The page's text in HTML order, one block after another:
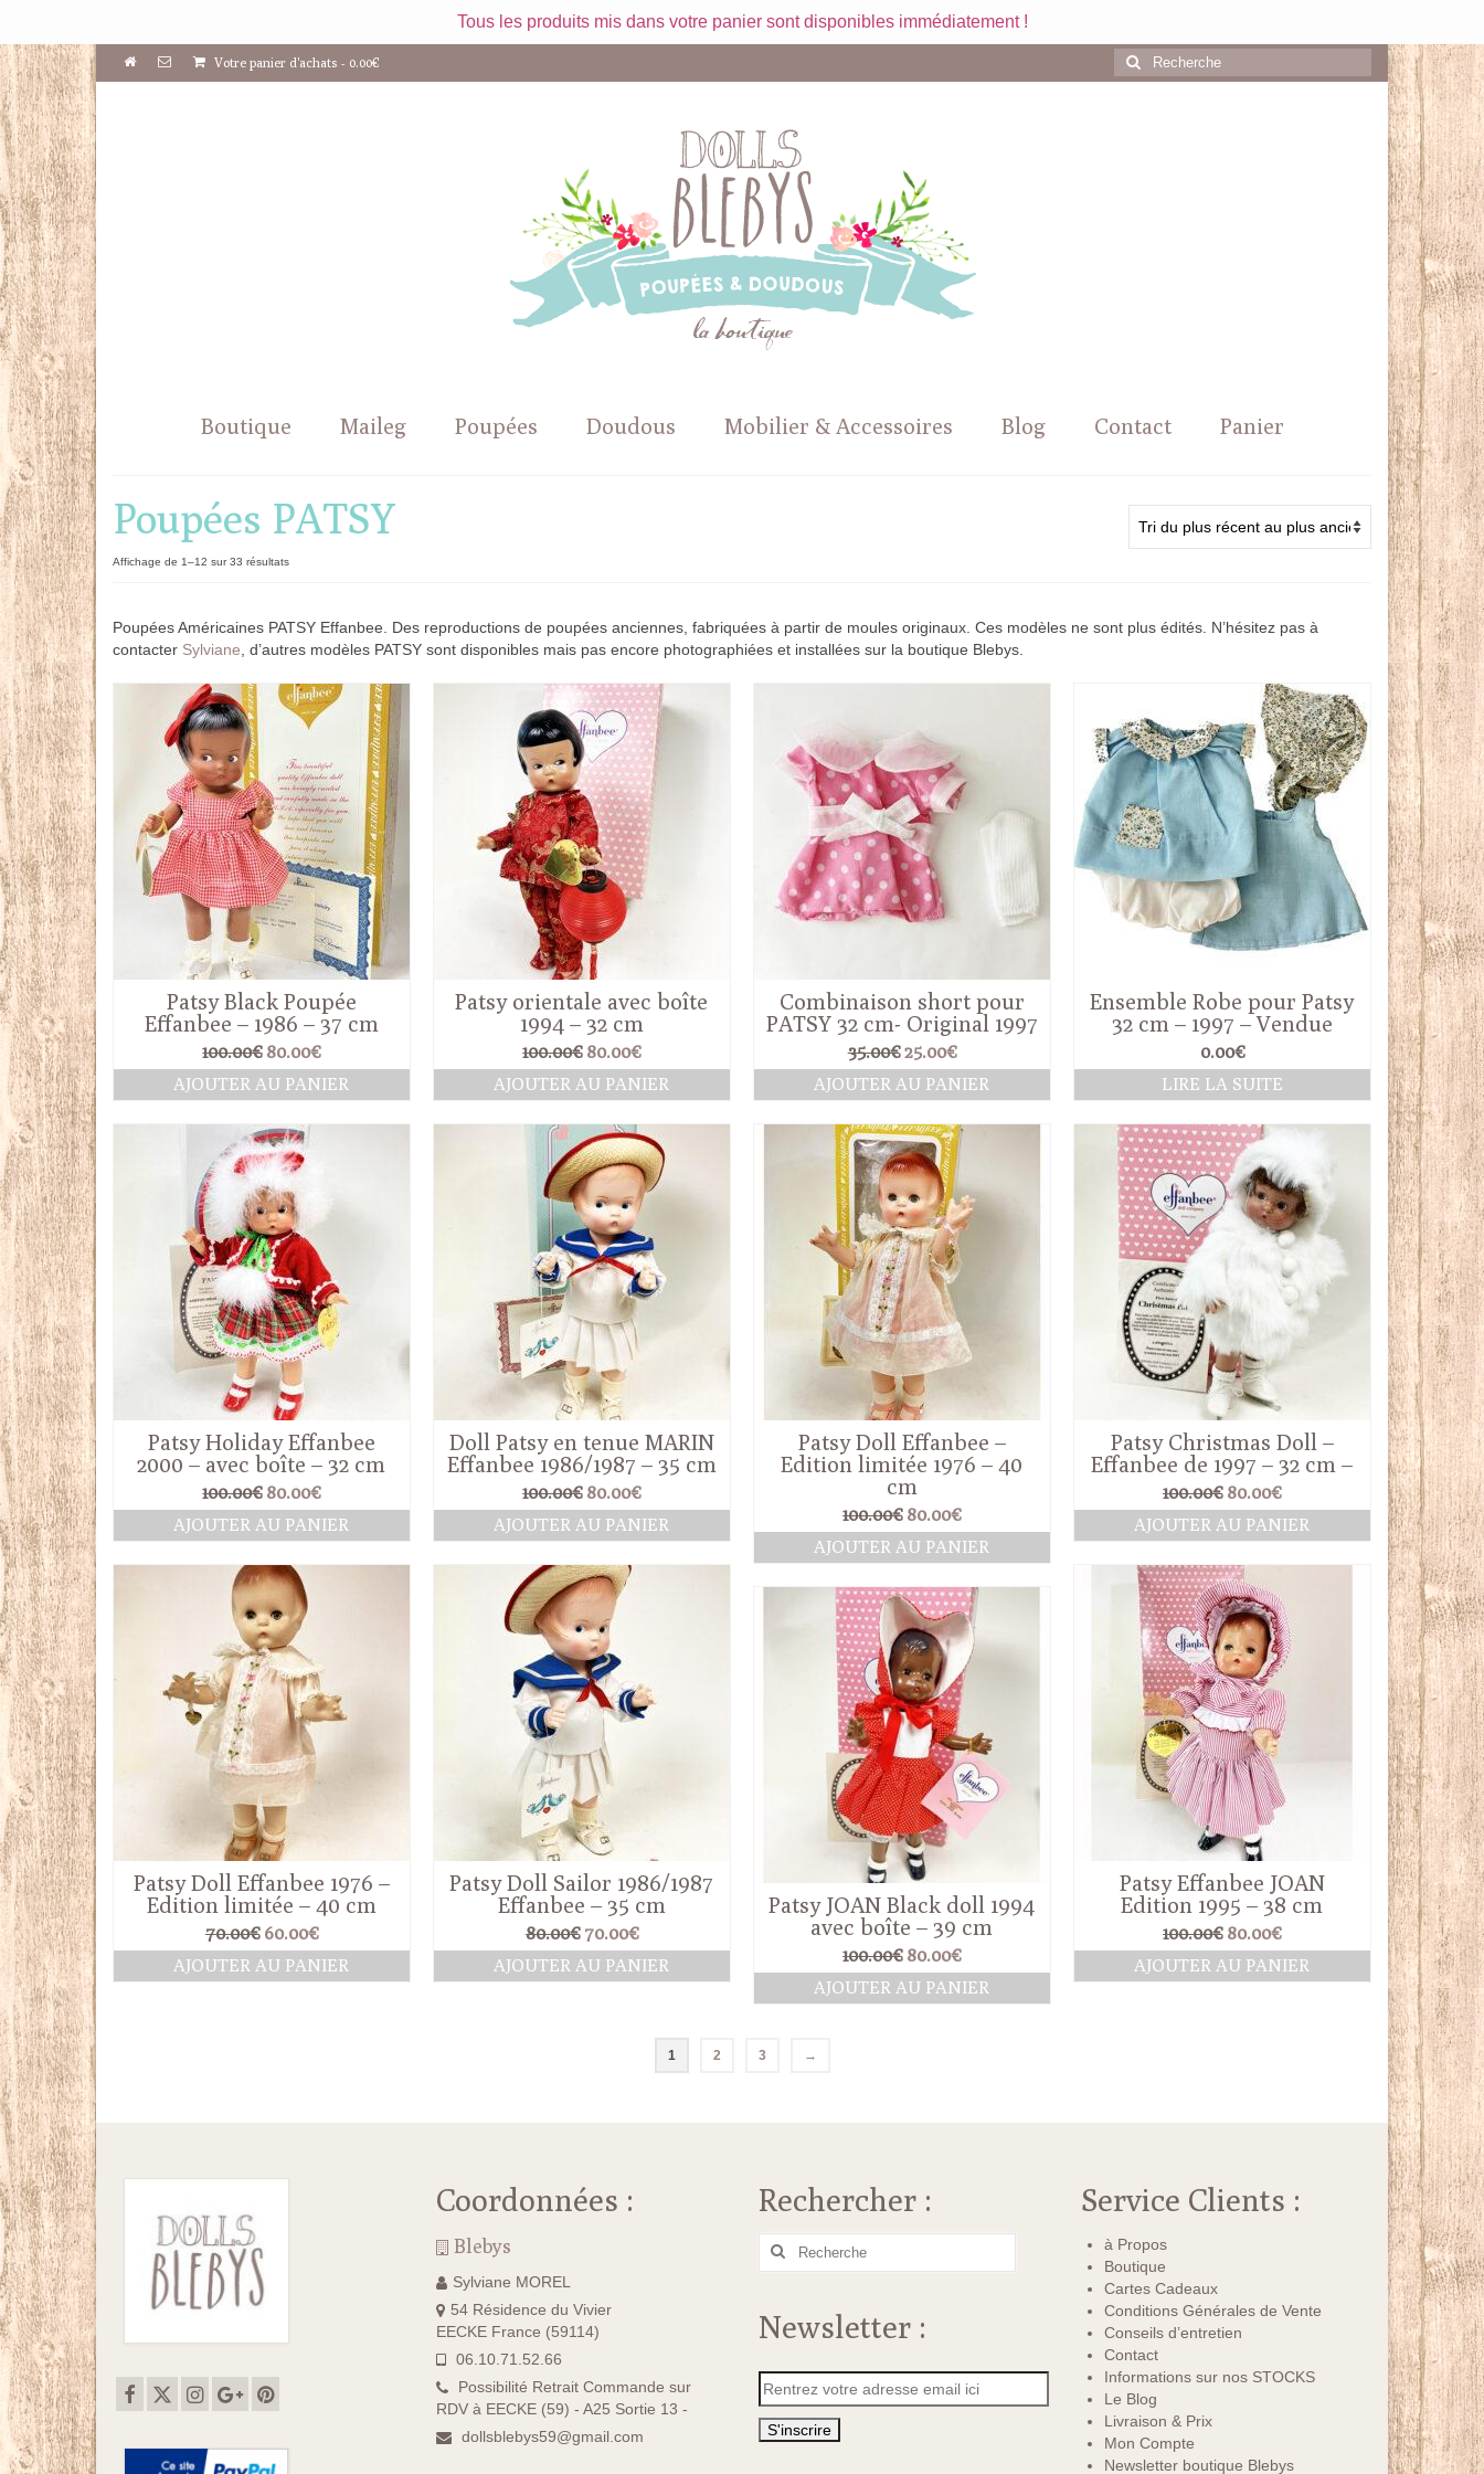
Tous les produits mis dans votre panier sont disponibles immédiatement !
Votre panier d'achats - 0.00€
Rechercher
:
Boutique Maileg Poupées Doudous Mobilier & Accessoires Blog Contact Panier
Poupées PATSY
Affichage de 1–12 sur 33 résultatsTrié
récent
au
ancien
Poupées Américaines PATSY Effanbee. Des reproductions de poupées anciennes, fabriquées à partir de moules originaux. Ces modèles ne sont plus édités. N’hésitez pas à
contacter Sylviane , d’autres modèles PATSY sont disponibles mais pas encore photographiées et installées sur la boutique Blebys.
Patsy Black Poupée
Effanbee – 1986 – 37 cm
100.00€ Le
prix
initial
100.00€.
80.00€Le
prix
actuel
AJOUTER AU PANIER
Patsy orientale avec boîte
1994 – 32 cm
100.00€ Le
prix
initial
100.00€.
80.00€Le
prix
actuel
80.00€.
AJOUTER AU PANIER
Combinaison short pour
PATSY 32 cm- Original 1997
35.00€ Le
prix
initial
35.00€.
25.00€Le
prix
actuel
25.00€.
AJOUTER AU PANIER
Ensemble Robe pour Patsy
32 cm – 1997 – Vendue
0.00€
LIRE LA SUITE
Patsy Holiday Effanbee
2000 – avec boîte – 32 cm
100.00€ Le
prix
initial
100.00€.
80.00€Le
prix
actuel
AJOUTER AU PANIER
Doll Patsy en tenue MARIN
Effanbee 1986/1987 – 35 cm
100.00€ Le
prix
initial
100.00€.
80.00€Le
prix
actuel
AJOUTER AU PANIER
Patsy Doll Effanbee –
Edition limitée 1976 – 40
cm
100.00€ Le
prix
initial
100.00€.
80.00€Le
prix
actuel
80.00€.
AJOUTER AU PANIER
Patsy Christmas Doll –
Effanbee de 1997 – 32 cm –
100.00€ Le
prix
initial
100.00€.
80.00€Le
prix
actuel
AJOUTER AU PANIER
Patsy Doll Effanbee 1976 –
Edition limitée – 40 cm
70.00€ Le
prix
initial
60.00€Le
prix
actuel
AJOUTER AU PANIER
Patsy Doll Sailor 1986/1987
Effanbee – 35 cm
80.00€ Le
prix
initial
70.00€Le
prix
actuel
AJOUTER AU PANIER
Patsy Effanbee JOAN
Edition 1995 – 38 cm
100.00€ Le
prix
initial
80.00€Le
prix
actuel
AJOUTER AU PANIER
Patsy JOAN Black doll 1994
avec boîte – 39 cm
100.00€ Le
prix
initial
80.00€Le
prix
actuel
AJOUTER AU PANIER
1 2 3 →
Coordonnées :
Blebys
Sylviane MOREL
54 Résidence du Vivier
EECKE France (59114)
06.10.71.52.66
Possibilité Retrait Commande sur
RDV à EECKE (59) - A25 Sortie 13 -
dollsblebys59@gmail.com
Rechercher :
Rechercher
Newsletter :
Service Clients :
à Propos
Boutique
Cartes Cadeaux
Conditions Générales de Vente
Conseils d’entretien
Contact
Informations sur nos STOCKS
Le Blog
Livraison & Prix
Mon Compte
Newsletter boutique Blebys